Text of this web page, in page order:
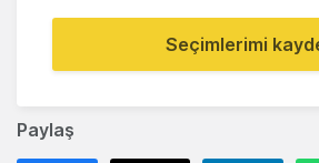
Paylaş
Seçimlerimi